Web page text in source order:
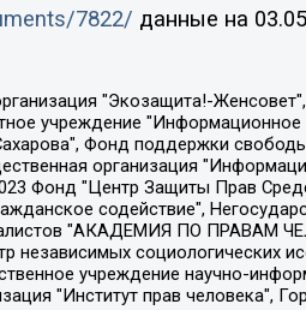
7822/ данные на
организация Фонд "Правовая инициатива", Общество с ограниченной ответственностью "Радио Свободная Европа/Радио Свобода", Чешское информационное агентство "MEDIUM-ORIENT", Красноярская региональная общественная организация "Мы против СПИДа", Камалягин Денис Николаевич, Маркелов Сергей Евгеньевич, Пономарев Лев Александрович, Савицкая Людмила Алексеевна, Автономная некоммерческая организация "Центр по работе с проблемой насилия "НАСИЛИЮ.НЕТ", Межрегиональный профессиональный союз работников здравоохранения "Альянс врачей", Юридическое лицо, зарегистрированное в Латвийской Республике, SIA "Medusa Project" (регистрационный номер 40103797863, дата регистрации 10.06.2014), Некоммерческая организация "Фонд по борьбе с коррупцией", Автономная некоммерческая организация "Институт права и публичной политики", Баданин Роман Сергеевич, Гликин Максим Александрович, Железнова Мария Михайловна, Лукьянова Юлия Сергеевна, Маетная Елизавета Витальевна, Маняхин Петр Борисович, Чуракова Ольга Владимировна, Ярош Юлия Петровна, Юридическое лицо "The Insider SIA", зарегистрированное в Риге, Латвийская Республика (дата регистрации 26.06.2015), являющееся администратором доменного имени интернет-издания "The Insider SIA", https://theins.ru, Постернак Алексей Евгеньевич, Рубин Михаил Аркадьевич, Анин Роман Александрович, Юридическое лицо Istories fonds, зарегистрированное в Латвийской Республике (регистрационный номер 50008295751, дата регистрации 24.02.2020), Великовский Дмитрий Александрович, Долинина Ирина Николаевна, Мароховская Алеся Алексеевна, Шлейнов Роман Юрьевич, Шмагун Олеся Валентиновна, Общество с ограниченной ответственностью "Альтаир 2021", Общество с ограниченной ответственностью "Вега 2021", Общество с ограниченной ответственностью "Главный редактор 2021", Общество с ограниченной ответственностью "Ромашки монолит", Важенков Артем Валерьевич, Ивановская областная общественная организация "Центр гендерных исследований", Гурман